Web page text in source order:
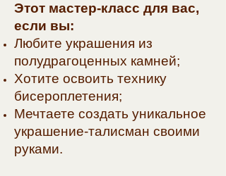
Этот мастер-класс для вас,
если вы:
Любите украшения из
полудрагоценных камней;
Хотите освоить технику
бисероплетения;
Мечтаете создать уникальное
украшение-талисман своими
руками.